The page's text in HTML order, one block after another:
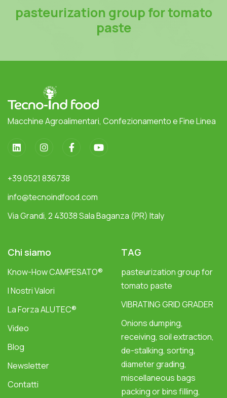
pasteurization group for tomato
paste
Macchine Agroalimentari, Confezionamento e Fine Linea
+39 0521 836738
info@tecnoindfood.com
Via Grandi, 2 43038 Sala Baganza (PR) Italy
Chi siamo
Know-How CAMPESATO®
I Nostri Valori
La Forza ALUTEC®
Video
Blog
Newsletter
Contatti
TAG
pasteurization group for
tomato paste
VIBRATING GRID GRADER
Onions dumping,
receiving, soil extraction,
de-stalking, sorting,
diameter grading,
miscellaneous bags
packing or bins filling,